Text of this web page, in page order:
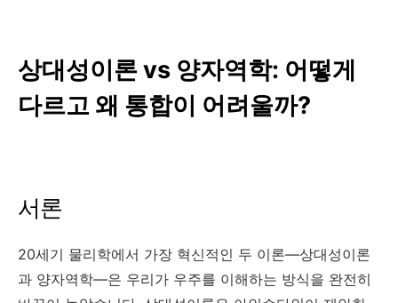
상대성이론 vs 양자역학: 어떻게
다르고 왜 통합이 어려울까?
서론
20세기 물리학에서 가장 혁신적인 두 이론—상대성이론
과 양자역학—은 우리가 우주를 이해하는 방식을 완전히